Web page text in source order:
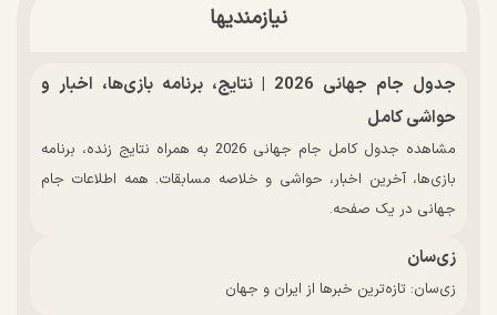
نیازمندیها
جدول جام جهانی 2026 | نتایج، برنامه بازی‌ها، اخبار و
حواشی کامل
مشاهده جدول کامل جام جهانی 2026 به همراه نتایج زنده، برنامه
بازی‌ها، آخرین اخبار، حواشی و خلاصه مسابقات. همه اطلاعات جام
جهانی در یک صفحه.
زی‌سان
زی‌سان: تازه‌ترین خبرها از ایران و جهان